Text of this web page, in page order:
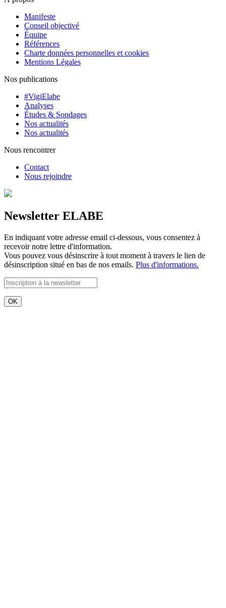
Manifeste
Conseil objectivé
Équipe
Références
Charte données personnelles et cookies
Mentions Légales
Nos publications
#VigiElabe
Analyses
Études & Sondages
Nos actualités
Nos actualités
Nous rencontrer
Contact
Nous rejoindre
Newsletter ELABE
En indiquant votre adresse email ci-dessous, vous consentez à
recevoir notre lettre d'information.
Vous pouvez vous désinscrire à tout moment à travers le lien de
désinscription situé en bas de nos emails. Plus d'informations.